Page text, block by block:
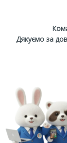
Дякуємо за